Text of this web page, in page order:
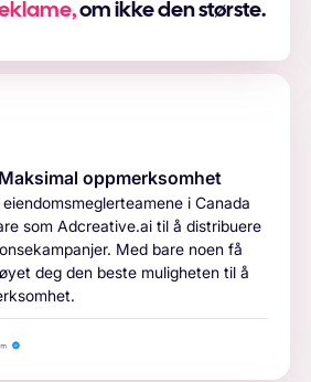
om ikke den største.
oppmerksomhet
i Canada
som Adcreative.ai til å distribuere
Med bare noen få
deg den beste muligheten til å